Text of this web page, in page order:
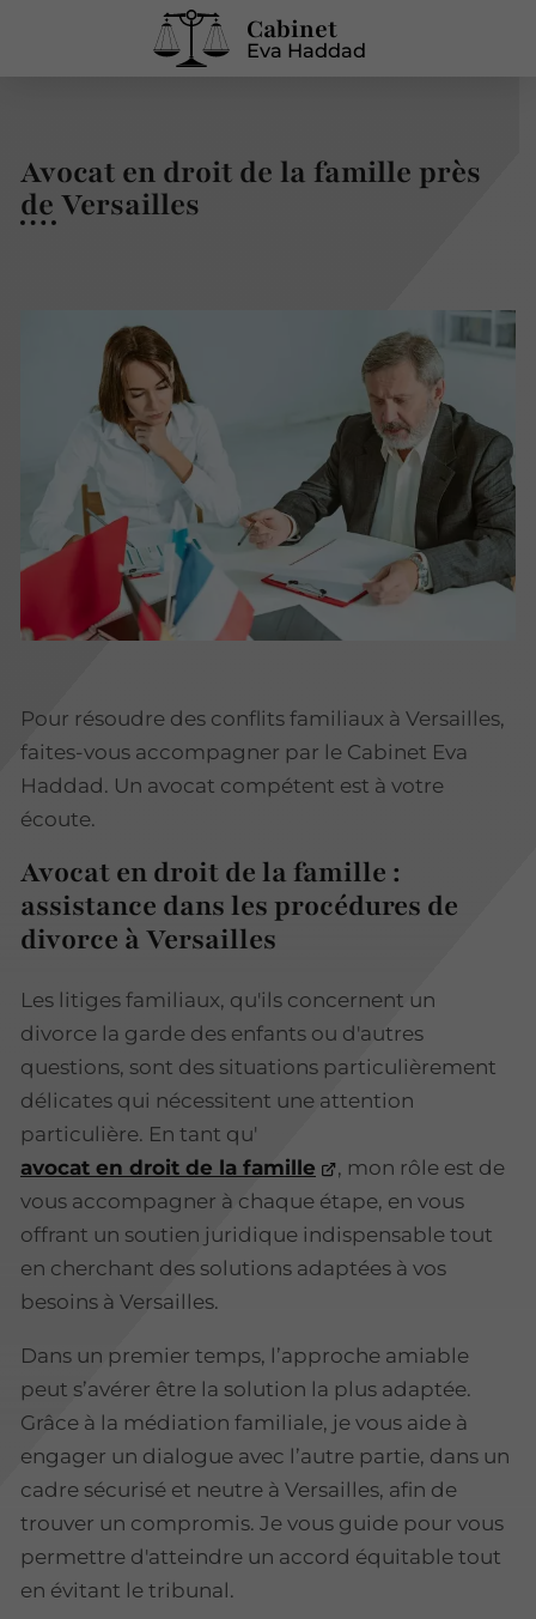
Cabinet
Eva Haddad
Avocat en droit de la famille près
de Versailles
Pour résoudre des conflits familiaux à Versailles,
faites-vous accompagner par le Cabinet Eva
Haddad. Un avocat compétent est à votre
écoute.
Avocat en droit de la famille :
assistance dans les procédures de
divorce à Versailles
Les litiges familiaux, qu'ils concernent un
divorce la garde des enfants ou d'autres
questions, sont des situations particulièrement
délicates qui nécessitent une attention
particulière. En tant qu'
avocat en droit de la famille
, mon rôle est de
vous accompagner à chaque étape, en vous
offrant un soutien juridique indispensable tout
en cherchant des solutions adaptées à vos
besoins à Versailles.
Dans un premier temps, l’approche amiable
peut s’avérer être la solution la plus adaptée.
Grâce à la médiation familiale, je vous aide à
engager un dialogue avec l’autre partie, dans un
cadre sécurisé et neutre à Versailles, afin de
trouver un compromis. Je vous guide pour vous
permettre d'atteindre un accord équitable tout
en évitant le tribunal.